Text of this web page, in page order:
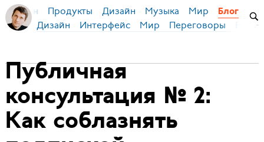
Бирман Продукты Дизайн Музыка Мир Блог
Дизайн Интерфейс Мир Переговоры
Публичная
консультация № 2:
Как соблазнять